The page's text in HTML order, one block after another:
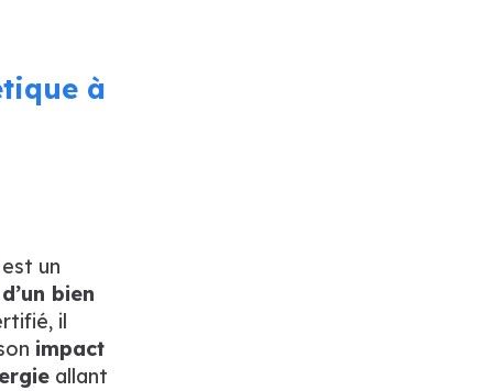
à
est un
bien
il
impact
allant